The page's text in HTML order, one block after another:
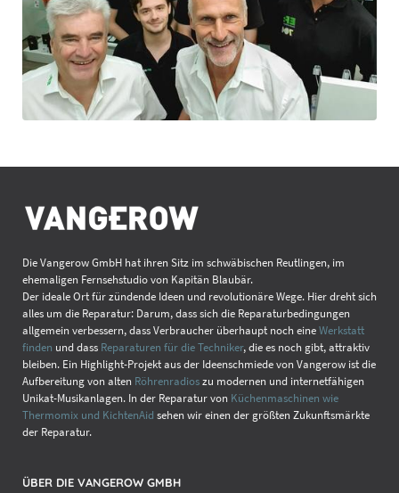
Die Vangerow GmbH hat ihren Sitz im schwäbischen Reutlingen, im
ehemaligen Fernsehstudio von Kapitän Blaubär.
Der ideale Ort für zündende Ideen und revolutionäre Wege. Hier dreht sich
alles um die Reparatur: Darum, dass sich die Reparaturbedingungen
allgemein verbessern, dass Verbraucher überhaupt noch eineWerkstatt
finden und dass Reparaturen für die Techniker, die es noch gibt, attraktiv
bleiben. Ein Highlight-Projekt aus der Ideenschmiede von Vangerow ist die
Aufbereitung von alten Röhrenradioszu modernen und internetfähigen
Unikat-Musikanlagen. In der Reparatur von Küchenmaschinen wie
Thermomix und KichtenAid sehen wir einen der größten Zukunftsmärkte
der Reparatur.
ÜBER DIE VANGEROW GMBH